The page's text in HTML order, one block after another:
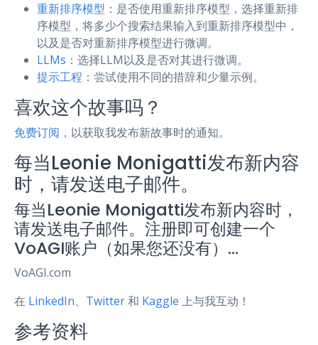
重新排序模型 ：是否使用重新排序模型，选择重新排
序模型，将多少个搜索结果输入到重新排序模型中，
以及是否对重新排序模型进行微调。
LLMs ：选择LLM以及是否对其进行微调。
提示工程 ：尝试使用不同的措辞和少量示例。
喜欢这个故事吗？
免费订阅 ，以获取我发布新故事时的通知。
每当Leonie Monigatti发布新内容
时，请发送电子邮件。
每当Leonie Monigatti发布新内容时，
请发送电子邮件。注册即可创建一个
VoAGI账户（如果您还没有）…
VoAGI.com
在 LinkedIn、 Twitter和 Kaggle 上与我互动！
参考资料